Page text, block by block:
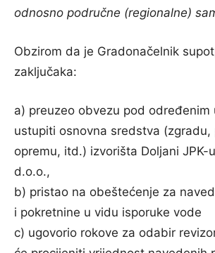
odnosno područne (regionalne)
Obzirom da je Gradonačelnik
zaključaka:
a) preuzeo obvezu pod određenim
ustupiti osnovna sredstva (zgradu,
opremu, itd.) izvorišta Doljani JPK-
d.o.o.,
b) pristao na obeštećenje za
i pokretnine u vidu isporuke vode
c) ugovorio rokove za odabir